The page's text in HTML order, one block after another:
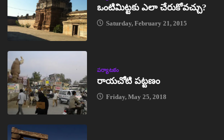
ఒంటిమిట్టకు ఎలా చేరుకోవచ్చు?
Saturday, February 21, 2015
పర్యాటకం
రాయచోటి పట్టణం
Friday, May 25, 2018